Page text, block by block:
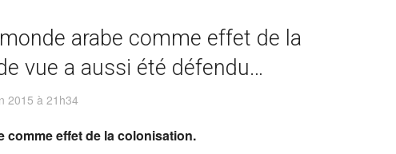
arabe comme effet de la
vue a aussi été défendu…
2015 à 21h34
comme effet de la colonisation.